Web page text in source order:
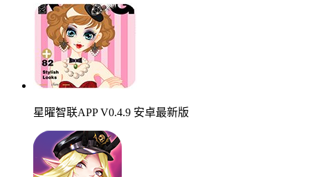
星曜智联APP V0.4.9 安卓最新版